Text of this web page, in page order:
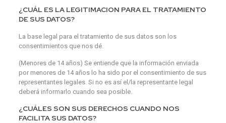
¿CUÁL ES LA LEGITIMACION PARA EL TRATAMIENTO
DE SUS DATOS?
La base legal para el tratamiento de sus datos son los
consentimientos que nos dé.
(Menores de 14 años) Se entiende que la información enviada
por menores de 14 años lo ha sido por el consentimiento de sus
representantes legales. Si no es así el/la representante legal
deberá informarlo cuando sea posible.
¿CUÁLES SON SUS DERECHOS CUANDO NOS
FACILITA SUS DATOS?